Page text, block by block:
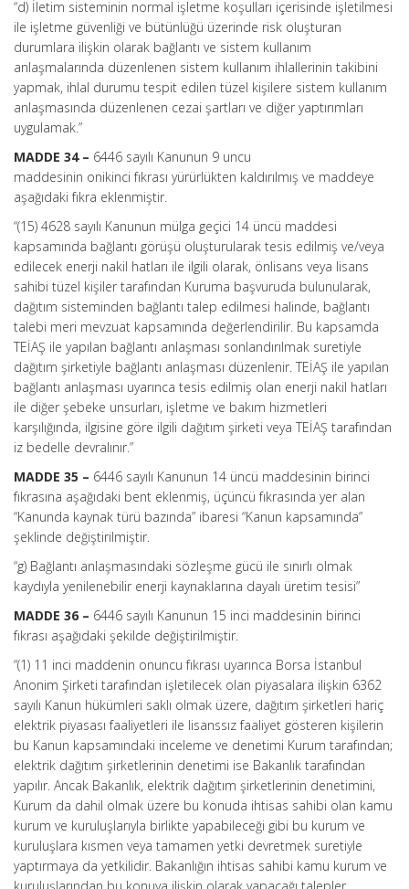
“d) İletim sisteminin normal işletme koşulları içerisinde işletilmesi
ile işletme güvenliği ve bütünlüğü üzerinde risk oluşturan
durumlara ilişkin olarak bağlantı ve sistem kullanım
anlaşmalarında düzenlenen sistem kullanım ihlallerinin takibini
yapmak, ihlal durumu tespit edilen tüzel kişilere sistem kullanım
anlaşmasında düzenlenen cezai şartları ve diğer yaptırımları
uygulamak.”
MADDE 34 – 6446 sayılı Kanunun 9 uncu
maddesinin onikinci fıkrası yürürlükten kaldırılmış ve maddeye
aşağıdaki fıkra eklenmiştir.
“(15) 4628 sayılı Kanunun mülga geçici 14 üncü maddesi
kapsamında bağlantı görüşü oluşturularak tesis edilmiş ve/veya
edilecek enerji nakil hatları ile ilgili olarak, önlisans veya lisans
sahibi tüzel kişiler tarafından Kuruma başvuruda bulunularak,
dağıtım sisteminden bağlantı talep edilmesi halinde, bağlantı
talebi meri mevzuat kapsamında değerlendirilir. Bu kapsamda
TEİAŞ ile yapılan bağlantı anlaşması sonlandırılmak suretiyle
dağıtım şirketiyle bağlantı anlaşması düzenlenir. TEİAŞ ile yapılan
bağlantı anlaşması uyarınca tesis edilmiş olan enerji nakil hatları
ile diğer şebeke unsurları, işletme ve bakım hizmetleri
karşılığında, ilgisine göre ilgili dağıtım şirketi veya TEİAŞ tarafından
iz bedelle devralınır.”
MADDE 35 – 6446 sayılı Kanunun 14 üncü maddesinin birinci
fıkrasına aşağıdaki bent eklenmiş, üçüncü fıkrasında yer alan
“Kanunda kaynak türü bazında” ibaresi “Kanun kapsamında”
şeklinde değiştirilmiştir.
“g) Bağlantı anlaşmasındaki sözleşme gücü ile sınırlı olmak
kaydıyla yenilenebilir enerji kaynaklarına dayalı üretim tesisi”
MADDE 36 – 6446 sayılı Kanunun 15 inci maddesinin birinci
fıkrası aşağıdaki şekilde değiştirilmiştir.
“(1) 11 inci maddenin onuncu fıkrası uyarınca Borsa İstanbul
Anonim Şirketi tarafından işletilecek olan piyasalara ilişkin 6362
sayılı Kanun hükümleri saklı olmak üzere, dağıtım şirketleri hariç
elektrik piyasası faaliyetleri ile lisanssız faaliyet gösteren kişilerin
bu Kanun kapsamındaki inceleme ve denetimi Kurum tarafından;
elektrik dağıtım şirketlerinin denetimi ise Bakanlık tarafından
yapılır. Ancak Bakanlık, elektrik dağıtım şirketlerinin denetimini,
Kurum da dahil olmak üzere bu konuda ihtisas sahibi olan kamu
kurum ve kuruluşlarıyla birlikte yapabileceği gibi bu kurum ve
kuruluşlara kısmen veya tamamen yetki devretmek suretiyle
yaptırmaya da yetkilidir. Bakanlığın ihtisas sahibi kamu kurum ve